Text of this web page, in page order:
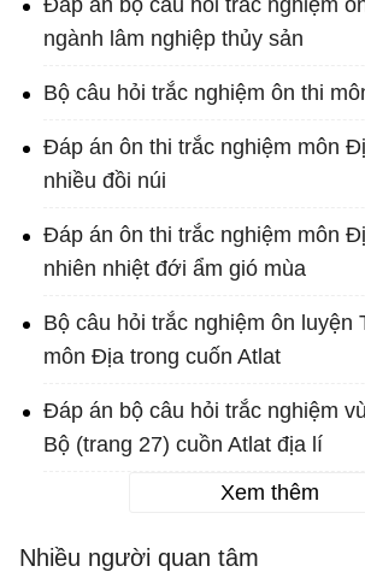
Đáp án bộ câu hỏi trắc nghiệm
ngành lâm nghiệp thủy sản
Bộ câu hỏi trắc nghiệm ôn thi
Đáp án ôn thi trắc nghiệm môn
nhiều đồi núi
Đáp án ôn thi trắc nghiệm môn
nhiên nhiệt đới ẩm gió mùa
Bộ câu hỏi trắc nghiệm ôn luyện
môn Địa trong cuốn Atlat
Đáp án bộ câu hỏi trắc nghiệm
Bộ (trang 27) cuồn Atlat địa lí
Xem thêm
Nhiều người quan tâm